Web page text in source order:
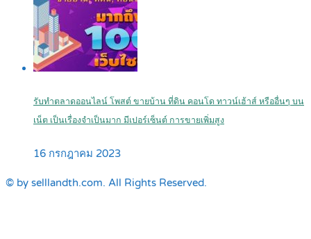
รับทำตลาดออนไลน์ โพสต์ ขายบ้าน ที่ดิน คอนโด ทาวน์เฮ้าส์ หรืออื่นๆ บน
เน็ต เป็นเรื่องจำเป็นมาก มีเปอร์เซ็นต์ การขายเพิ่มสูง
16 กรกฎาคม 2023
© by selllandth.com. All Rights Reserved.